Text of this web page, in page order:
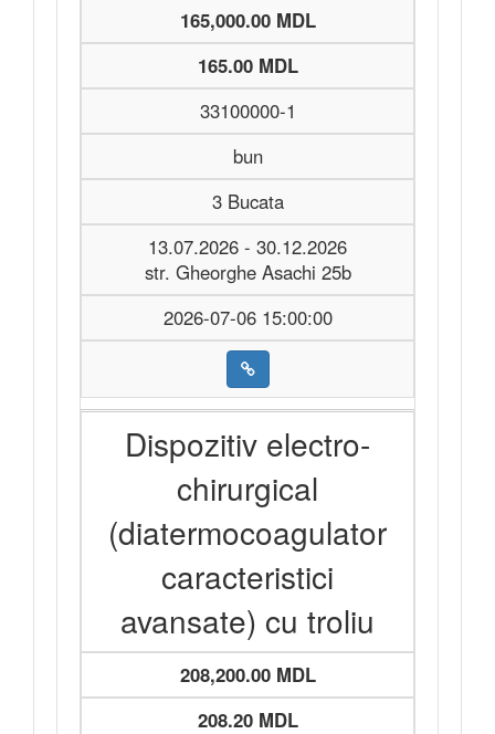
165,000.00 MDL
165.00 MDL
33100000-1
bun
3 Bucata
13.07.2026 - 30.12.2026
str. Gheorghe Asachi 25b
2026-07-06 15:00:00
Dispozitiv electro-
chirurgical
(diatermocoagulator
caracteristici
avansate) cu troliu
208,200.00 MDL
208.20 MDL